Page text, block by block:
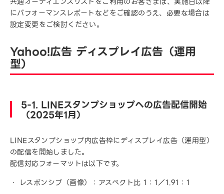
にパフォーマンスレポートなどをご確認のうえ、必要な場合は
設定変更をご検討ください。
Yahoo!広告 ディスプレイ広告（運用
型）
5-1. LINEスタンプショップへの広告配信開始
（2025年1月）
LINEスタンプショップ内広告枠にディスプレイ広告（運用型）
の配信を開始しました。
配信対応フォーマットは以下です。
レスポンシブ（画像）：アスペクト比 1：1／1.91：1